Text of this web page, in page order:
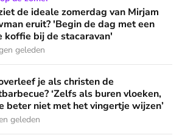
de ideale zomerdag van Mirjam
eruit? 'Begin de dag met een
koffie bij de stacaravan'
geleden
christen de buurtbarbecue? ‘Zelfs als
je als christen de
‘Zelfs als buren vloeken,
beter niet met het vingertje wijzen’
geleden